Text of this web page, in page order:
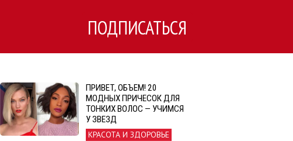
ПОДПИСАТЬСЯ
ПРИВЕТ, ОБЪЕМ! 20
МОДНЫХ ПРИЧЕСОК ДЛЯ
ТОНКИХ ВОЛОС — УЧИМСЯ
У ЗВЕЗД
КРАСОТА И ЗДОРОВЬЕ